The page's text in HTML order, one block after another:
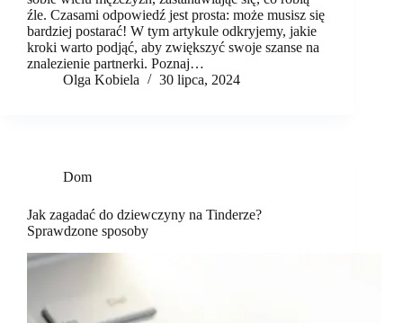
źle. Czasami odpowiedź jest prosta: może musisz się
bardziej postarać! W tym artykule odkryjemy, jakie
kroki warto podjąć, aby zwiększyć swoje szanse na
znalezienie partnerki. Poznaj…
Olga Kobiela
30 lipca, 2024
Dom
Jak zagadać do dziewczyny na Tinderze?
Sprawdzone sposoby